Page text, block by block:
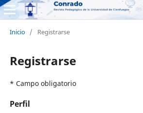
Inicio / Registrarse
Registrarse
* Campo obligatorio
Perfil